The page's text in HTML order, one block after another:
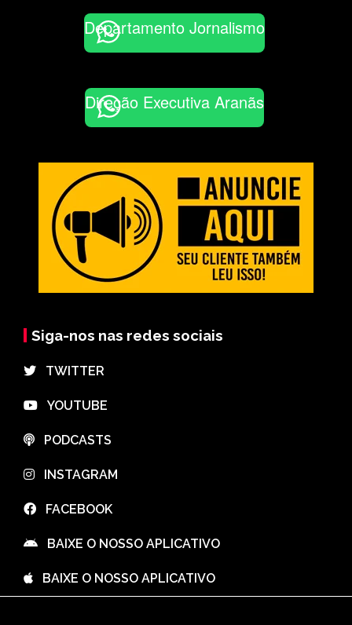
Departamento Jornalismo
Direção Executiva Aranãs
Siga-nos nas redes sociais
⠀TWITTER
⠀YOUTUBE
⠀PODCASTS
⠀INSTAGRAM
⠀FACEBOOK
⠀BAIXE O NOSSO APLICATIVO
⠀BAIXE O NOSSO APLICATIVO